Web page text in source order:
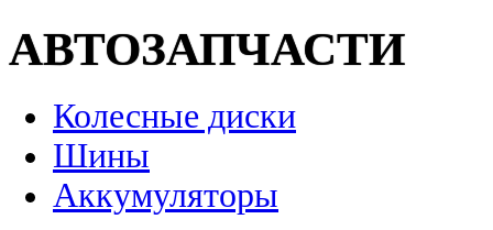
АВТОЗАПЧАСТИ
Колесные диски
Шины
Аккумуляторы